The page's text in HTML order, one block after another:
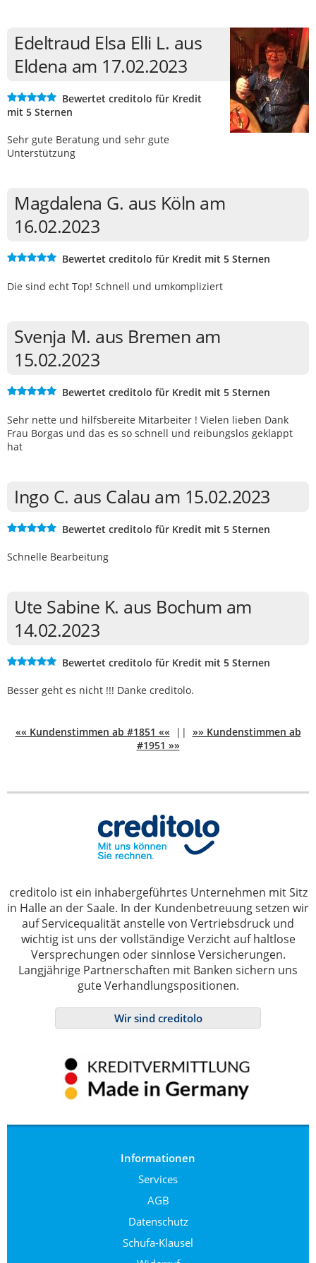
Edeltraud Elsa Elli L. aus
Eldena am 17.02.2023
Bewertet creditolo für Kredit
mit 5 Sternen
Sehr gute Beratung und sehr gute
Unterstützung
Magdalena G. aus Köln am
16.02.2023
Bewertet creditolo für Kredit mit 5 Sternen
Die sind echt Top! Schnell und umkompliziert
Svenja M. aus Bremen am
15.02.2023
Bewertet creditolo für Kredit mit 5 Sternen
Sehr nette und hilfsbereite Mitarbeiter ! Vielen lieben Dank
Frau Borgas und das es so schnell und reibungslos geklappt
hat
Ingo C. aus Calau am 15.02.2023
Bewertet creditolo für Kredit mit 5 Sternen
Schnelle Bearbeitung
Ute Sabine K. aus Bochum am
14.02.2023
Bewertet creditolo für Kredit mit 5 Sternen
Besser geht es nicht !!! Danke creditolo.
«« Kundenstimmen ab #1851 «« || »» Kundenstimmen ab
#1951 »»
creditolo ist ein inhabergeführtes Unternehmen mit Sitz
in Halle an der Saale. In der Kundenbetreuung setzen wir
auf Servicequalität anstelle von Vertriebsdruck und
wichtig ist uns der vollständige Verzicht auf haltlose
Versprechungen oder sinnlose Versicherungen.
Langjährige Partnerschaften mit Banken sichern uns
gute Verhandlungspositionen.
Wir sind creditolo
Informationen
Services
AGB
Datenschutz
Schufa-Klausel